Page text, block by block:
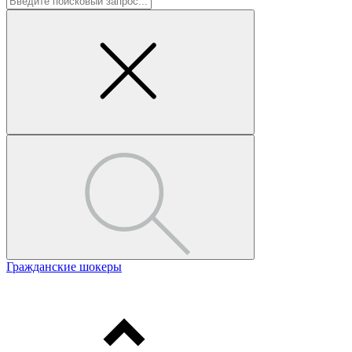
Гражданские шокеры